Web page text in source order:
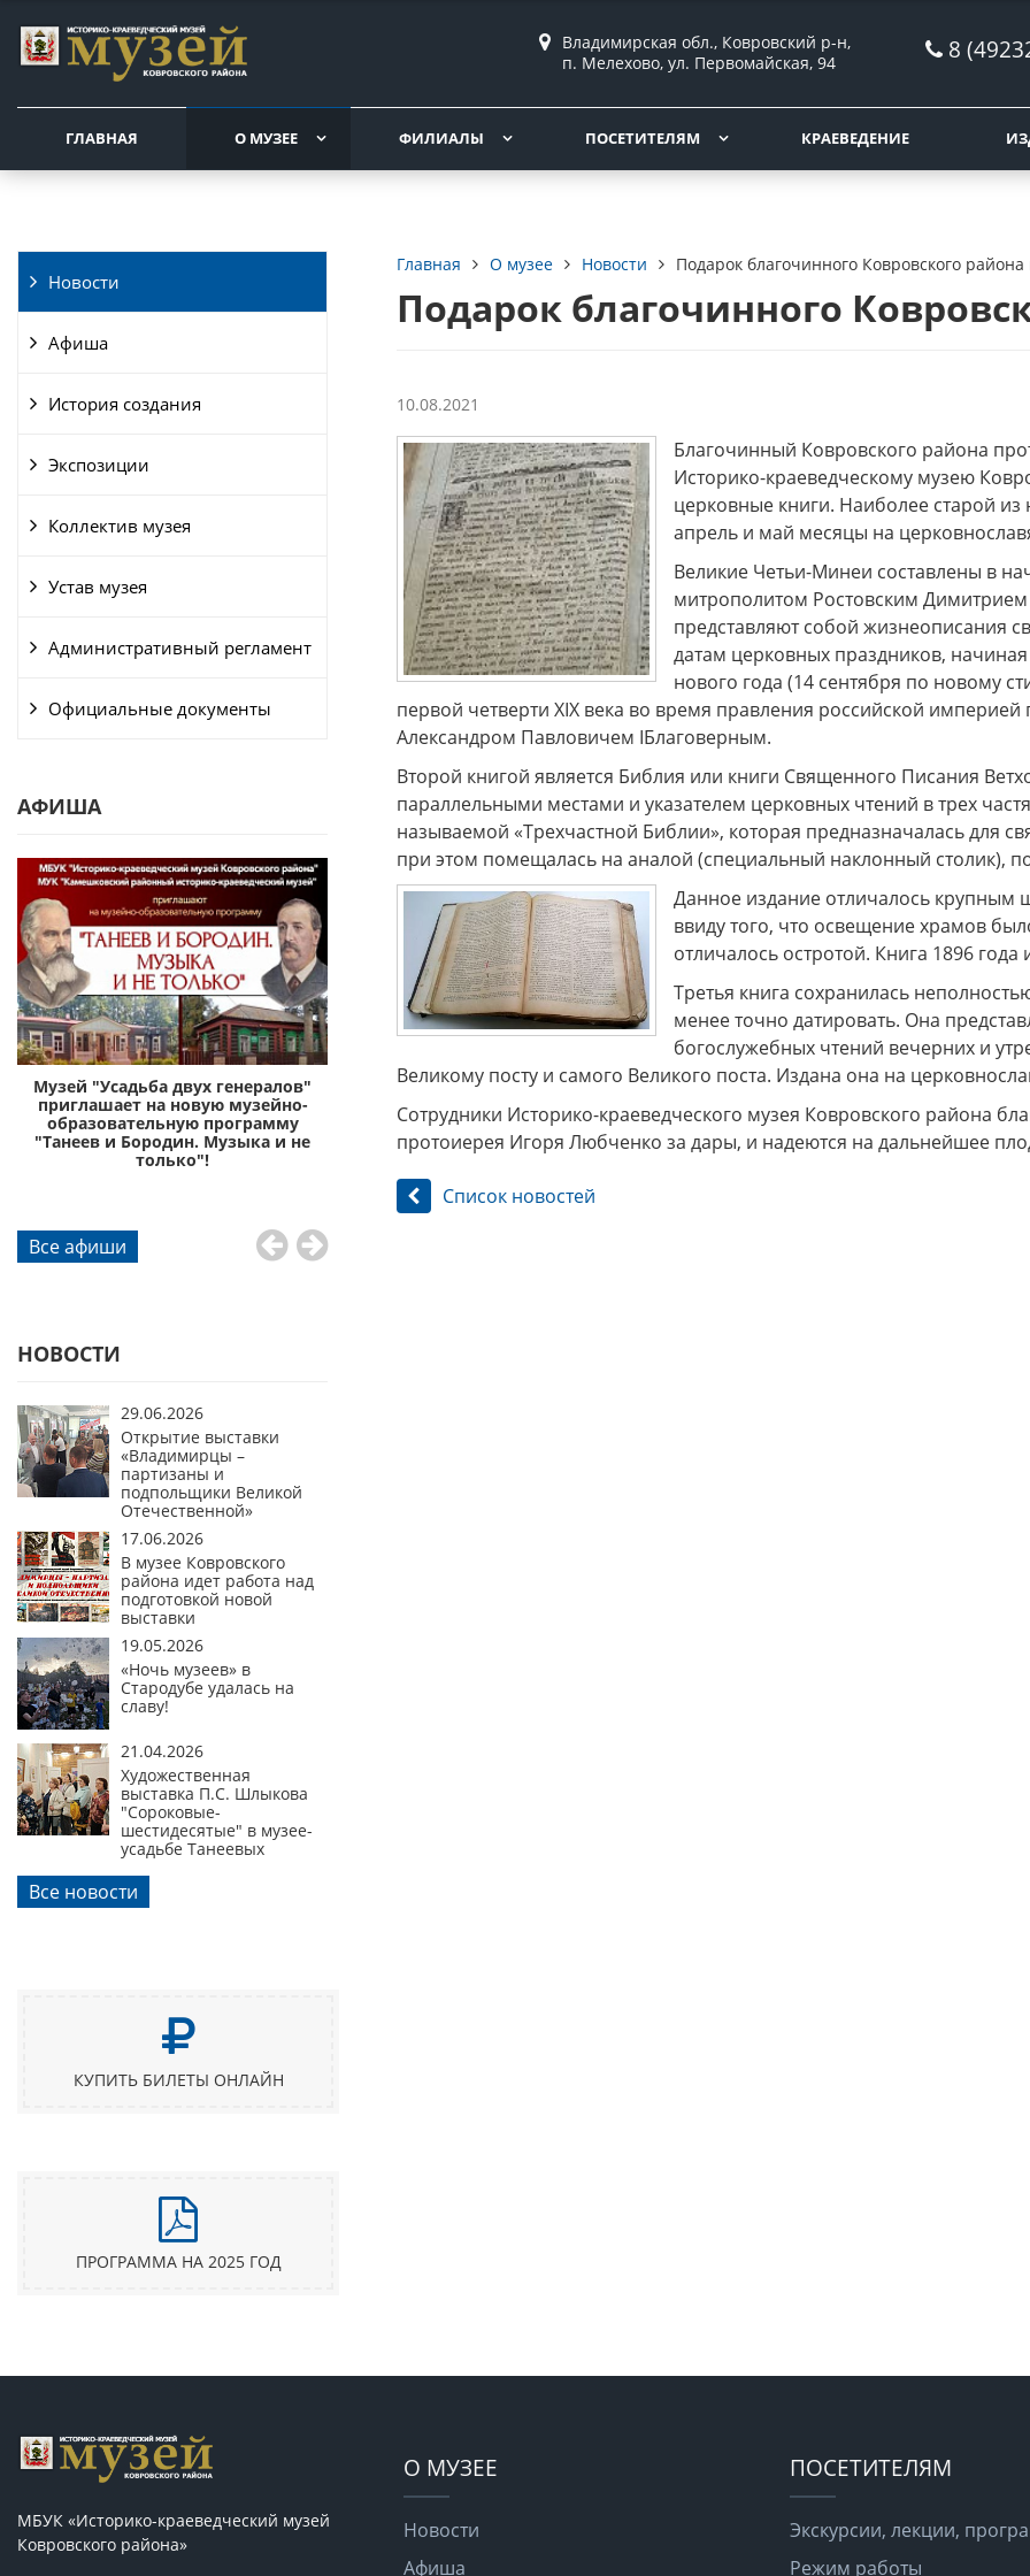
Владимирская обл., Ковровский р-н,
п. Мелехово, ул. Первомайская, 94
8
ГЛАВНАЯ О МУЗЕЕ ФИЛИАЛЫ ПОСЕТИТЕЛЯМ КРАЕВЕДЕНИЕ
Новости
Афиша
История создания
Экспозиции
Коллектив музея
Устав музея
Административный регламент
Официальные документы
АФИША
Музей "Усадьба двух генералов"
приглашает на новую музейно-
образовательную программу
"Танеев и Бородин. Музыка и не
только"!
Музей «Усадьба двух генералов»
приглашает отправиться в эпоху
князей Пожарских
Музей «Стародуб на Клязьме»
(Ковровский район, село
Клязьминский Городок)
приглашает на интерактивную
музейно-образовательную
Все афиши
НОВОСТИ
29.06.2026
Открытие выставки
«Владимирцы –
партизаны и
подпольщики Великой
Отечественной»
17.06.2026
В музее Ковровского
района идет работа над
подготовкой новой
выставки
19.05.2026
«Ночь музеев» в
Стародубе удалась на
славу!
21.04.2026
Художественная
выставка П.С. Шлыкова
"Сороковые-
шестидесятые" в музее-
усадьбе Танеевых
Все новости
КУПИТЬ БИЛЕТЫ ОНЛАЙН
ПРОГРАММА НА 2025 ГОД
Главная О музее Новости Подарок благочинного Ковровского
Подарок благочинного
10.08.2021
Благочинный Ковровского района
Историко-краеведческому музею
церковные книги. Наиболее старой
апрель и май месяцы на
Великие Четьи-Минеи составлены в
митрополитом Ростовским Димитрием
представляют собой жизнеописания
датам церковных праздников,
нового года (14 сентября по новому
первой четверти XIX века во время правления российской
Александром Павловичем IБлаговерным.
Второй книгой является Библия или книги Священного Писания
параллельными местами и указателем церковных чтений в трех
называемой «Трехчастной Библии», которая предназначалась для
при этом помещалась на аналой (специальный наклонный столик),
Данное издание отличалось
ввиду того, что освещение храмов
отличалось остротой. Книга 1896
Третья книга сохранилась
менее точно датировать. Она
богослужебных чтений вечерних и
Великому посту и самого Великого поста. Издана она на
Сотрудники Историко-краеведческого музея Ковровского района
протоиерея Игоря Любченко за дары, и надеются на дальнейшее
Список новостей
МБУК «Историко-краеведческий музей
Ковровского района»
О МУЗЕЕ
Новости
Афиша
ПОСЕТИТЕЛЯМ
Экскурсии, лекции,
Режим работы